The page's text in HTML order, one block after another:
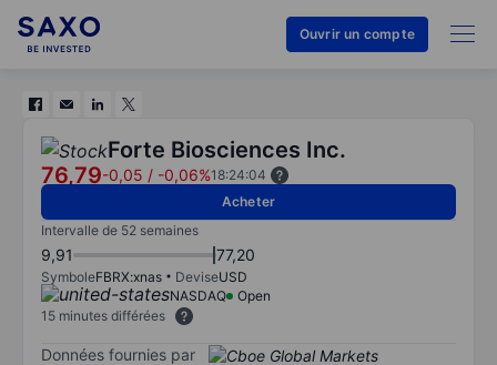
Ouvrir un compte
Forte Biosciences Inc.
76,79-0,05 / -0,06%18:24:04
Acheter
Intervalle de 52 semaines
9,91 77,20
SymboleFBRX:xnas DeviseUSD
NASDAQ
Open
15 minutes différées
Données fournies par